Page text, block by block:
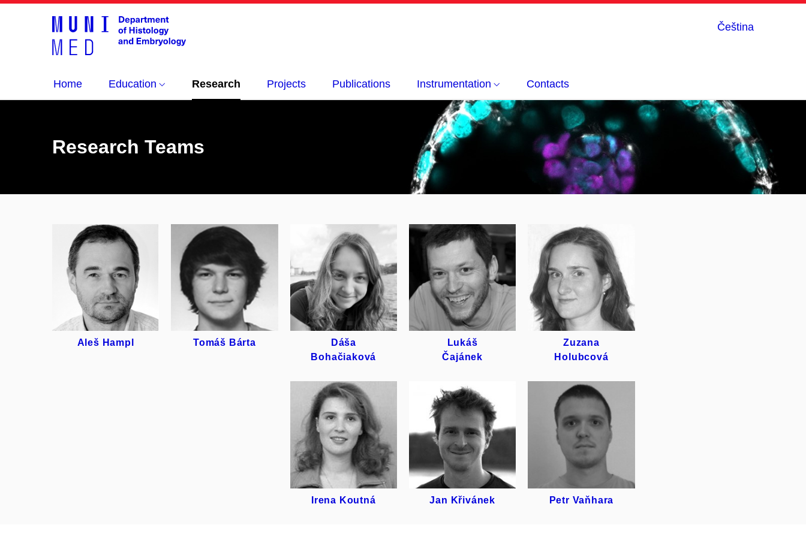
Čeština
Home Education Research Projects Publications Instrumentation Contacts
Research Teams
ALEŠ
HAMPL
Aleš Hampl
TOMÁŠ
BÁRTA
Tomáš Bárta
DÁŠA
BOHAČIAKOVÁ
Dáša
Bohačiaková
LUKÁŠ
ČAJÁNEK
Lukáš
Čajánek
ZUZANA
HOLUBCOVÁ
Zuzana
Holubcová
IRENA
KOUTNÁ
Irena Koutná
JAN
KŘIVÁNEK
Jan Křivánek
PETR
VAŇHARA
Petr Vaňhara